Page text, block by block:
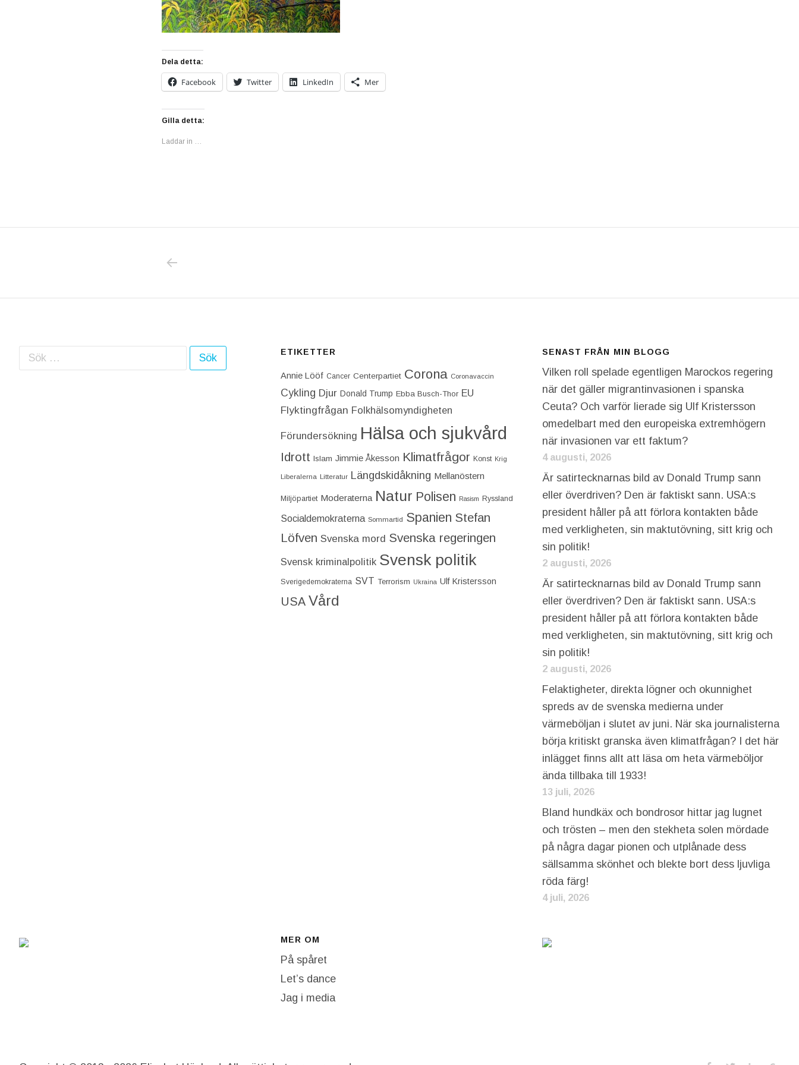
Dela detta:
Facebook Twitter LinkedIn Mer
Gilla detta:
Laddar in …
Sök efter: ETIKETTER
Annie Lööf Cancer Centerpartiet‎ Corona Coronavaccin
Cykling Djur Donald Trump Ebba Busch-Thor EU
Flyktingfrågan Folkhälsomyndigheten
Förundersökning Hälsa och sjukvård
Idrott Islam Jimmie Åkesson Klimatfrågor Konst Krig
Liberalerna Litteratur Längdskidåkning Mellanöstern
Miljöpartiet Moderaterna Natur Polisen Rasism Ryssland
Socialdemokraterna Sommartid Spanien Stefan
Löfven Svenska mord Svenska regeringen
Svensk kriminalpolitik Svensk politik
Sverigedemokraterna SVT Terrorism Ukraina Ulf Kristersson
USA Vård
SENAST FRÅN MIN BLOGG
Vilken roll spelade egentligen Marockos regering
när det gäller migrantinvasionen i spanska
Ceuta? Och varför lierade sig Ulf Kristersson
omedelbart med den europeiska extremhögern
när invasionen var ett faktum?
4 augusti, 2026
Är satirtecknarnas bild av Donald Trump sann
eller överdriven? Den är faktiskt sann. USA:s
president håller på att förlora kontakten både
med verkligheten, sin maktutövning, sitt krig och
sin politik!
2 augusti, 2026
Är satirtecknarnas bild av Donald Trump sann
eller överdriven? Den är faktiskt sann. USA:s
president håller på att förlora kontakten både
med verkligheten, sin maktutövning, sitt krig och
sin politik!
2 augusti, 2026
Felaktigheter, direkta lögner och okunnighet
spreds av de svenska medierna under
värmeböljan i slutet av juni. När ska journalisterna
börja kritiskt granska även klimatfrågan? I det här
inlägget finns allt att läsa om heta värmeböljor
ända tillbaka till 1933!
13 juli, 2026
Bland hundkäx och bondrosor hittar jag lugnet
och trösten – men den stekheta solen mördade
på några dagar pionen och utplånade dess
sällsamma skönhet och blekte bort dess ljuvliga
röda färg!
4 juli, 2026
MER OM
På spåret
Let’s dance
Jag i media